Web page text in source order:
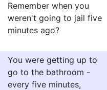
Remember when you
weren't going to jail five
minutes ago?
You were getting up to
go to the bathroom -
every five minutes,